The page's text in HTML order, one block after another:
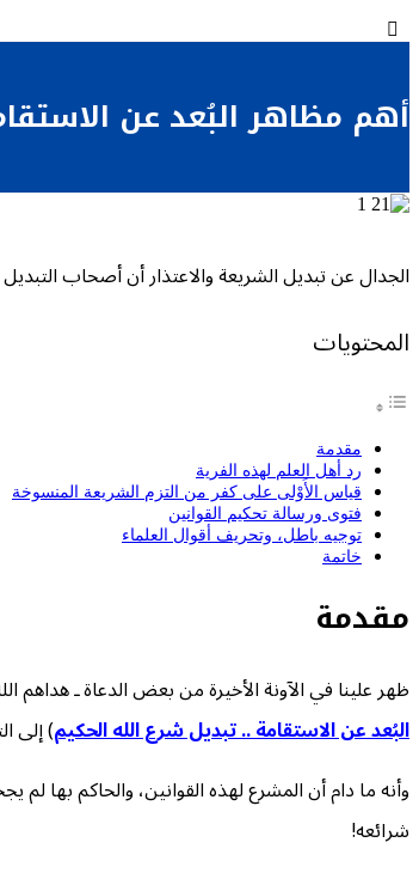
أهم مظاهر البُعد عن
الجدال عن تبديل الشريعة والاعتذار أن أصحاب
المحتويات
مقدمة
رد أهل العلم لهذه الفرية
قياس الأَوْلى على كفر من التزم الشريعة المنسوخة
فتوى ورسالة تحكيم القوانين
توجيه باطل، وتحريف أقوال العلماء
خاتمة
مقدمة
ظهر علينا في الآونة الأخيرة من بعض الدعاة ـ هداهم
البُعد عن الاستقامة .. تبديل شرع الله الحكيم) إلى
وأنه ما دام أن المشرع لهذه القوانين، والحاكم بها
شرائعه!